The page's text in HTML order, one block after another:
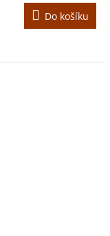
Do košíku